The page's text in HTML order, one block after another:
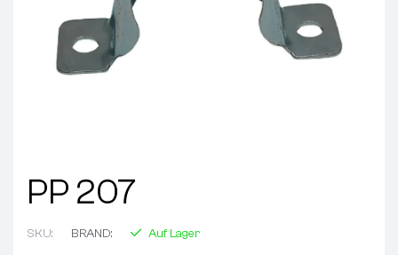
PP 207
SKU: BRAND: Auf Lager